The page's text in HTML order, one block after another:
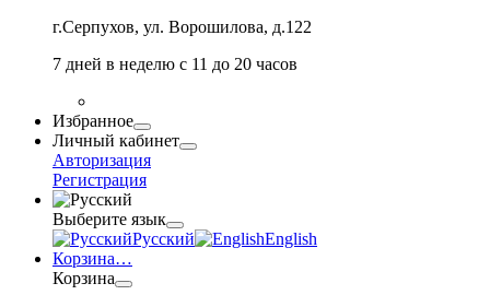
г.Серпухов, ул. Ворошилова, д.122
7 дней в неделю с 11 до 20 часов
Избранное
Личный кабинет
Авторизация
Регистрация
Выберите язык
Русский
English
Корзина…
Корзина